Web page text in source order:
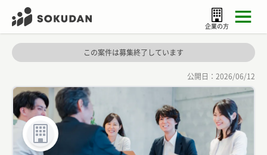
企業の方
この案件は募集終了しています
公開日： 2026/06/12